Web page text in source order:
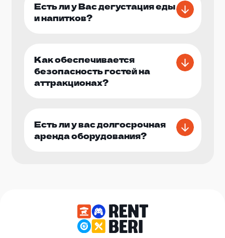
Есть ли у Вас дегустация еды
и напитков?
Как обеспечивается
безопасность гостей на
аттракционах?
Есть ли у вас долгосрочная
аренда оборудования?